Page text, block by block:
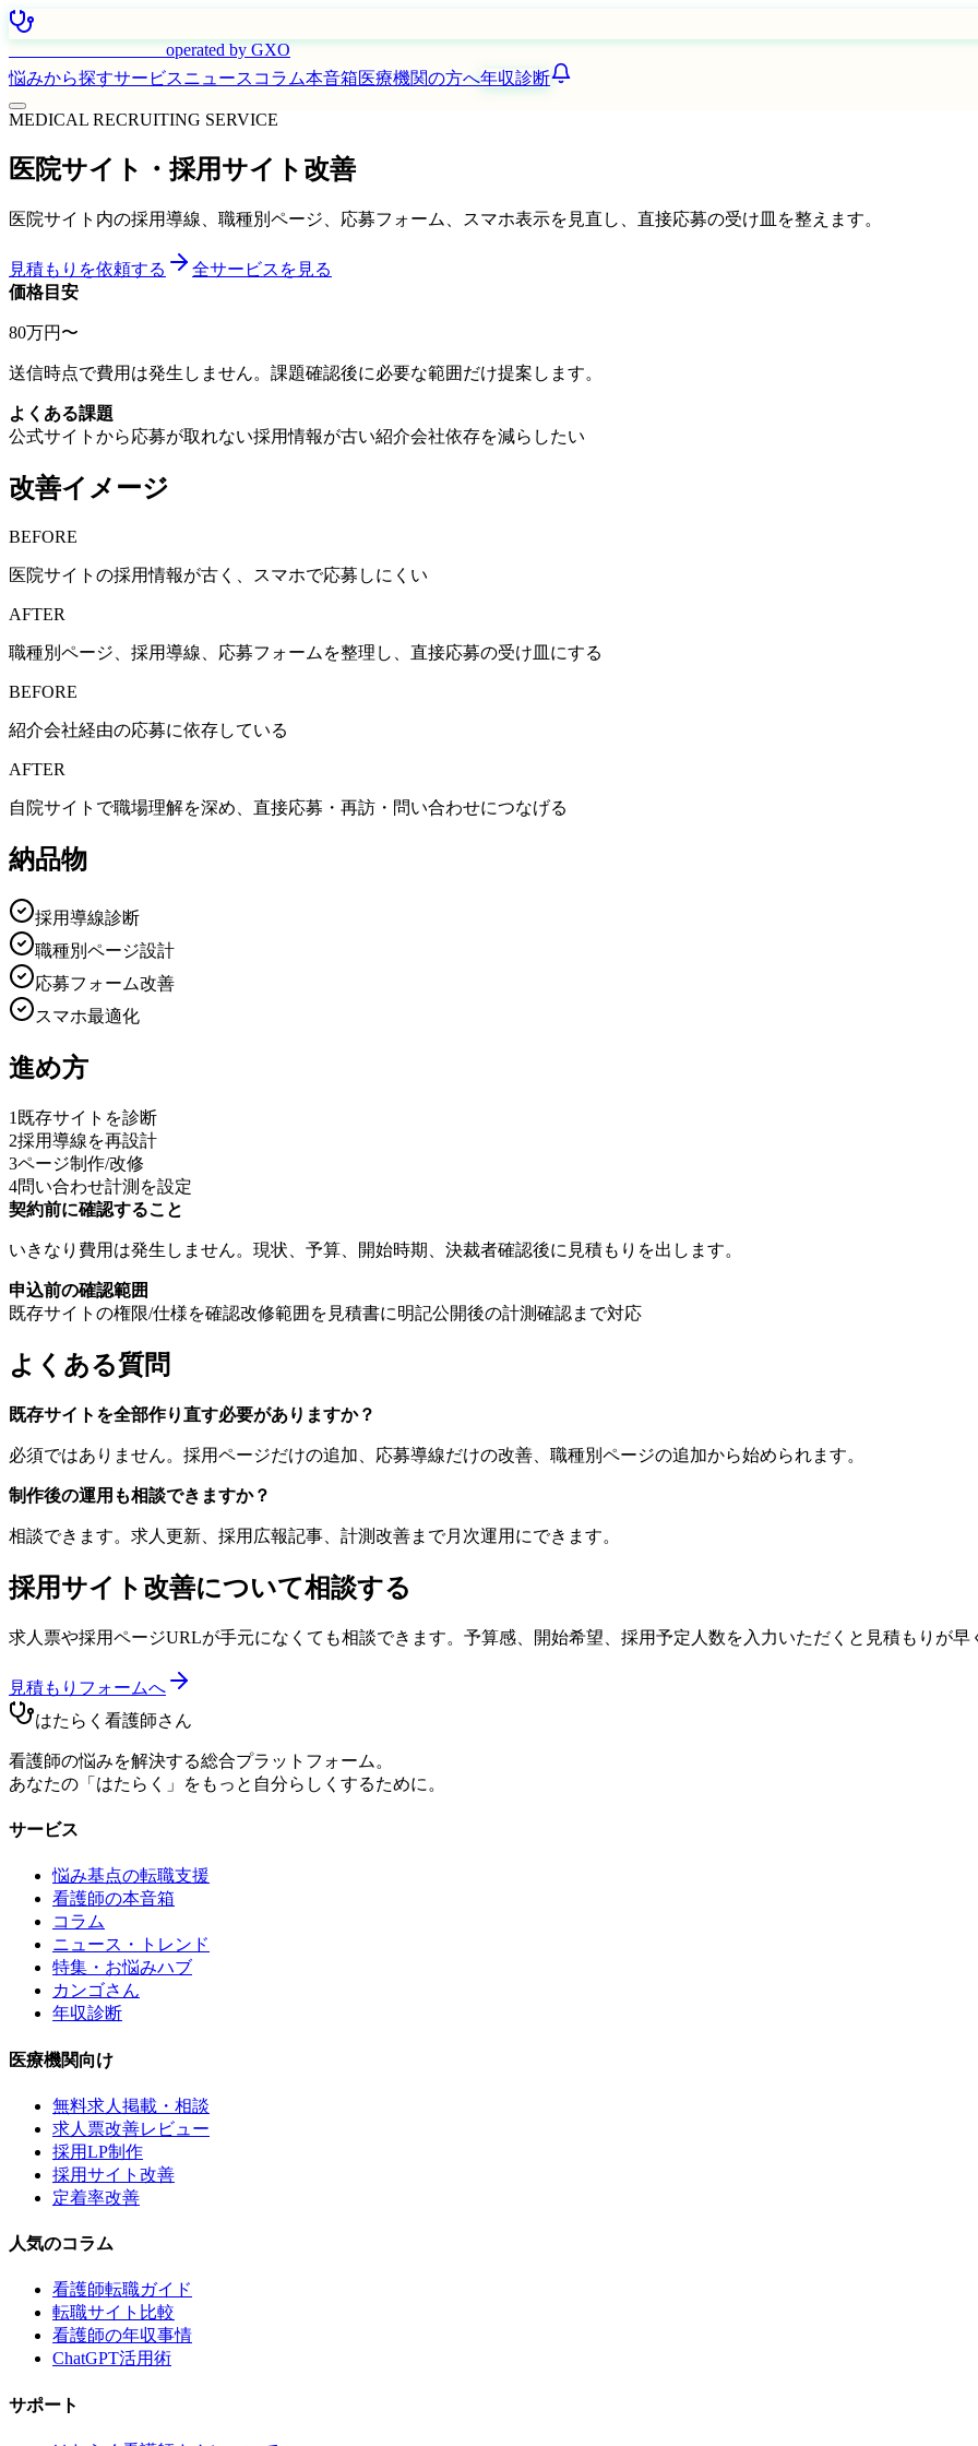
operated by GXO
悩みから探すサービスニュース コラム本音箱医療機関の方へ年収診断
MEDICAL RECRUITING SERVICE
医院サイト・採用サイト改善
医院サイト内の採用導線、職種別ページ、応募フォーム、スマホ表示を見直し、直接応募の受け皿を整えます。
見積もりを依頼する
全サービスを見る
価格目安
80万円〜
送信時点で費用は発生しません。課題確認後に必要な範囲だけ提案します。
よくある課題
公式サイトから応募が取れない採用情報が古い紹介会社依存を減らしたい
改善イメージ
BEFORE
医院サイトの採用情報が古く、スマホで応募しにくい
AFTER
職種別ページ、採用導線、応募フォームを整理し、直接応募の受け皿にする
BEFORE
紹介会社経由の応募に依存している
AFTER
自院サイトで職場理解を深め、直接応募・再訪・問い合わせにつなげる
納品物
採用導線診断
職種別ページ設計
応募フォーム改善
スマホ最適化
進め方
1 既存サイトを診断
2採用導線を再設計
3ページ制作/改修
4問い合わせ計測を設定
契約前に確認すること
いきなり費用は発生しません。現状、予算、開始時期、決裁者確認後に見積もりを出します。
申込前の確認範囲
既存サイトの権限/仕様を確認改修範囲を見積書に明記公開後の計測確認まで対応
よくある質問
既存サイトを全部作り直す必要がありますか？
必須ではありません。採用ページだけの追加、応募導線だけの改善、職種別ページの追加から始められます。
制作後の運用も相談できますか？
相談できます。求人更新、採用広報記事、計測改善まで月次運用にできます。
採用サイト改善について相談する
求人票や採用ページURLが手元になくても相談できます。予算感、開始希望、採用予定人数を入力いただくと見積もりが早
見積もりフォームへ
はたらく看護師さん
看護師の悩みを解決する総合プラットフォーム。
あなたの「はたらく」をもっと自分らしくするために。
サービス
悩み基点の転職支援
看護師の本音箱
コラム
ニュース・トレンド
特集・お悩みハブ
カンゴさん
年収診断
医療機関向け
無料求人掲載・相談
求人票改善レビュー
採用LP制作
採用サイト改善
定着率改善
人気のコラム
看護師転職ガイド
転職サイト比較
看護師の年収事情
ChatGPT活用術
サポート